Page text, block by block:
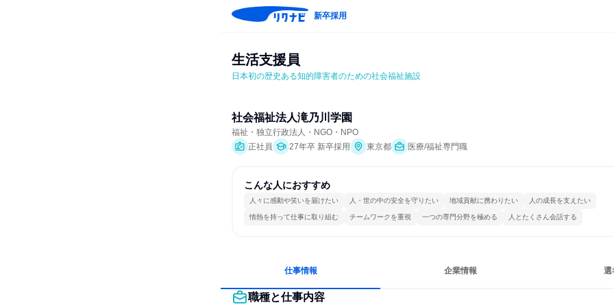
新卒採用
生活支援員
日本初の歴史ある知的障害者のための社会福祉施設
社会福祉法人滝乃川学園
福祉・独立行政法人・NGO・NPO
正社員
27年卒 新卒採用 東京都 医療/福祉専門職
こんな人におすすめ
人々に感動や笑いを届けたい 人・世の中の安全を守りたい 地域貢献に携わりたい 人の成長を支えたい
情熱を持って仕事に取り組む チームワークを重視 一つの専門分野を極める 人とたくさん会話する
仕事情報 企業情報 選
職種と仕事内容